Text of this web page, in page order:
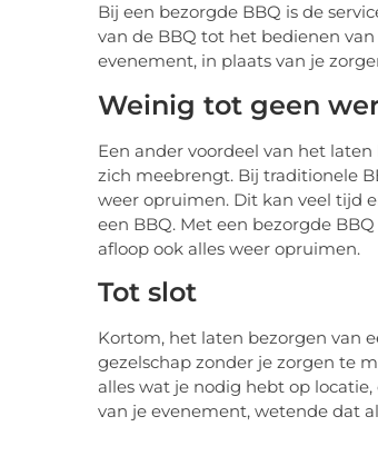
Bij een bezorgde BBQ is de
van de BBQ tot het bedienen
evenement, in plaats van je
Weinig tot geen
Een ander voordeel van het
zich meebrengt. Bij traditionele
weer opruimen. Dit kan veel tijd
een BBQ. Met een bezorgde
afloop ook alles weer opruimen.
Tot slot
Kortom, het laten bezorgen van
gezelschap zonder je zorgen te
alles wat je nodig hebt op
van je evenement, wetende dat